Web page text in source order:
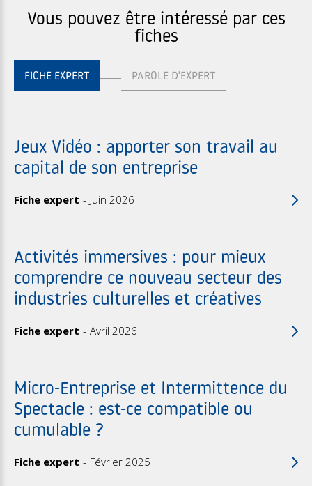
Vous pouvez être intéressé par ces
fiches
FICHE EXPERT PAROLE D'EXPERT
Jeux Vidéo : apporter son travail au
capital de son entreprise
Fiche expert Juin 2026
Activités immersives : pour mieux
comprendre ce nouveau secteur des
industries culturelles et créatives
Fiche expert Avril 2026
Micro-Entreprise et Intermittence du
Spectacle : est-ce compatible ou
cumulable ?
Fiche expert Février 2025